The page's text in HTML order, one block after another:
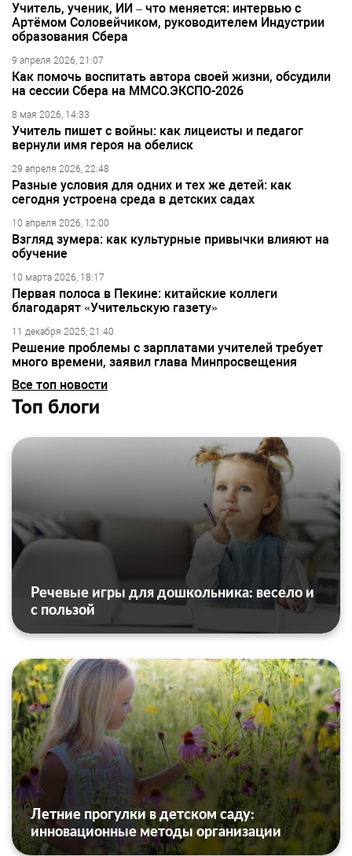
Учитель, ученик, ИИ – что меняется: интервью с
Артёмом Соловейчиком, руководителем Индустрии
образования Сбера
9 апреля 2026, 21:07
Как помочь воспитать автора своей жизни, обсудили
на сессии Сбера на ММСО.ЭКСПО-2026
8 мая 2026, 14:33
Учитель пишет с войны: как лицеисты и педагог
вернули имя героя на обелиск
29 апреля 2026, 22:48
Разные условия для одних и тех же детей: как
сегодня устроена среда в детских садах
10 апреля 2026, 12:00
Взгляд зумера: как культурные привычки влияют на
обучение
10 марта 2026, 18:17
Первая полоса в Пекине: китайские коллеги
благодарят «Учительскую газету»
11 декабря 2025, 21:40
Решение проблемы с зарплатами учителей требует
много времени, заявил глава Минпросвещения
Все топ новости
Топ блоги
Речевые игры для дошкольника: весело и
с пользой
Летние прогулки в детском саду:
инновационные методы организации